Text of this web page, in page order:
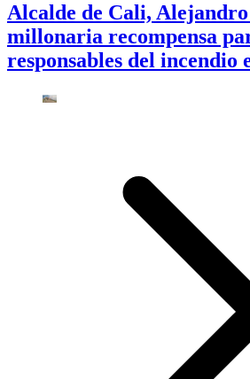
Alcalde de Cali,
millonaria recompensa
responsables del incendio